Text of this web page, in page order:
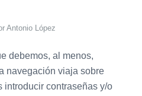
Antonio López
debemos, al menos,
navegación viaja sobre
introducir contraseñas y/o